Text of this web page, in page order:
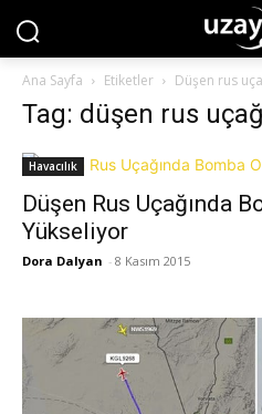
Ana Sayfa Etiketler Düşen rus
Tag: düşen rus
Havacılık
Düşen Rus Uçağında
Yükseliyor
Dora Dalyan - 8 Kasım 2015